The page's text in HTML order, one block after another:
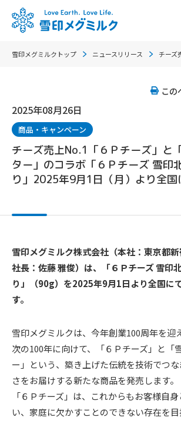
雪印メグミルクトップ ニュースリリース チーズ
この
2025年08月26日
商品・キャンペーン
チーズ売上No.1「６Ｐチーズ」と
ター」のコラボ「６Ｐチーズ 雪印
り」2025年9月1日（月）より全国
雪印メグミルク株式会社（本社：東京都
社長：佐藤 雅俊）は、「６Ｐチーズ 雪印
り」（90g）を2025年9月1日より全国に
す。
雪印メグミルクは、今年創業100周年を迎
次の100年に向けて、「６Ｐチーズ」と「
ー」という、築き上げた伝統を技術でつ
さをお届けする新たな商品を発売します。
「６Ｐチーズ」は、これからもお客様自
い、家庭に欠かすことのできない存在を